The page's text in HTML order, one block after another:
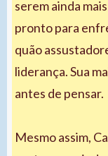
serem ainda
pronto para
quão
liderança. Sua
antes de pensar.
Mesmo assim,